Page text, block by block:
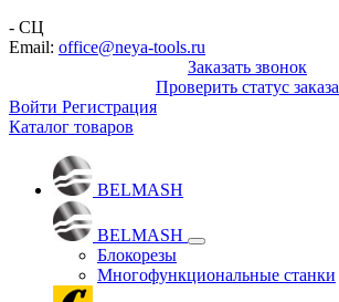
- СЦ
Email: office@neya-tools.ru
Заказать звонок
Проверить статус заказа
Войти Регистрация
Каталог товаров
BELMASH
BELMASH
Блокорезы
Многофункциональные станки